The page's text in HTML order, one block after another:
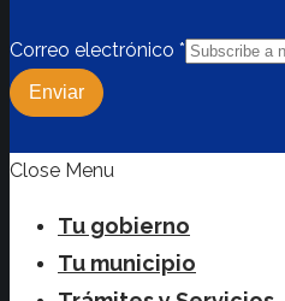
Correo electrónico *
Enviar
Close Menu
Tu gobierno
Tu municipio